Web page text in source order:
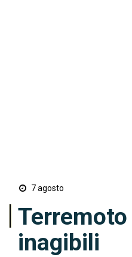
7 agosto
inagibili